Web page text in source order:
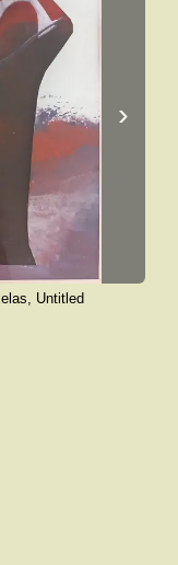
›
Untitled